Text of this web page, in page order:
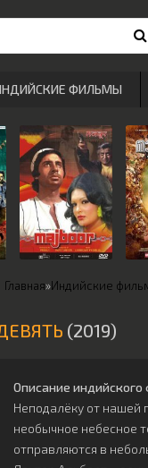
Главная»Индийские
(2019)
Описание
Неподалёку от нашей
необычное небесное
отправляются в
ФИЛЬМЫ